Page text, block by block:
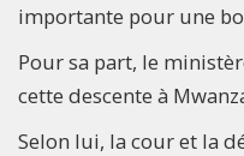
importante pour une
Pour sa part, le
cette descente à
Selon lui, la cour et la